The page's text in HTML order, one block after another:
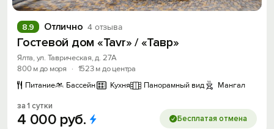
Отлично 4 отзыва
8.9
Гостевой дом «Tavr» / «Тавр»
Ялта, ул. Таврическая, д. 27А
800 м до моря
· 1523 м до центра
Питание
Бассейн Кухня Панорамный вид Мангал
за 1 сутки
4 000 руб. Бесплатая отмена